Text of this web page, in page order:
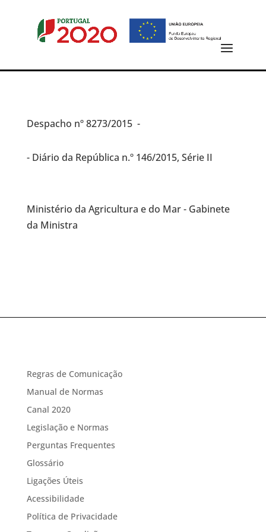
Despacho nº 8273/2015 -
- Diário da República n.º 146/2015, Série II
Ministério da Agricultura e do Mar - Gabinete
da Ministra
Regras de Comunicação
Manual de Normas
Canal 2020
Legislação e Normas
Perguntas Frequentes
Glossário
Ligações Úteis
Acessibilidade
Política de Privacidade